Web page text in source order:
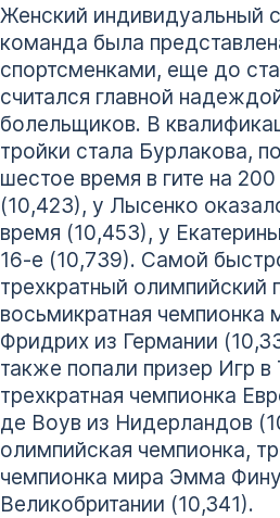
Женский индивидуальный
команда была
спортсменками, еще до
считался главной
болельщиков. В
тройки стала Бурлакова,
шестое время в гите на
(10,423), у Лысенко
время (10,453), у
16-е (10,739). Самой
трехкратный олимпийский
восьмикратная чемпионка
Фридрих из Германии
также попали призер Игр в
трехкратная чемпионка
де Воув из Нидерландов
олимпийская чемпионка,
чемпионка мира Эмма
Великобритании (10,341).